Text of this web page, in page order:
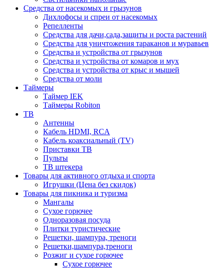
Средства от насекомых и грызунов
Дихлофосы и спреи от насекомых
Репелленты
Средства для дачи,сада,защиты и роста растений
Средства для уничтожения тараканов и муравьев
Средства и устройства от грызунов
Средства и устройства от комаров и мух
Средства и устройства от крыс и мышей
Средства от моли
Таймеры
Таймер IEK
Таймеры Robiton
ТВ
Антенны
Кабель HDMI, RCA
Кабель коаксиальный (TV)
Приставки ТВ
Пульты
ТВ штекера
Товары для активного отдыха и спорта
Игрушки (Цена без скидок)
Товары для пикника и туризма
Мангалы
Сухое горючее
Одноразовая посуда
Плитки туристические
Решетки, шампура, треноги
Решетки,шампура,треноги
Розжиг и сухое горючее
Сухое горючее